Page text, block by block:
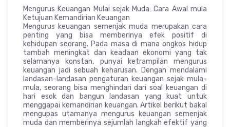
Mengurus Keuangan Mulai sejak Muda: Cara Awal mula
Ketujuan Kemandirian Keuangan
Mengurus keuangan semenjak muda merupakan cara
penting yang bisa memberinya efek positif di
kehidupan seorang. Pada masa di mana ongkos hidup
tambah meningkat dan keadaan ekonomi yang tak
selamanya konstan, punyai ketrampilan mengurus
keuangan jadi sebuah keharusan. Dengan mendalami
landasan-landasan pengaturan keuangan sejak mula-
mula, seorang bisa menghindari dari soal keuangan di
hari esok dan bangun landasan yang kuat untuk
menggapai kemandirian keuangan. Artikel berikut bakal
mengupas utamanya mengurus keuangan semenjak
muda dan memberinya sejumlah langkah efektif yang